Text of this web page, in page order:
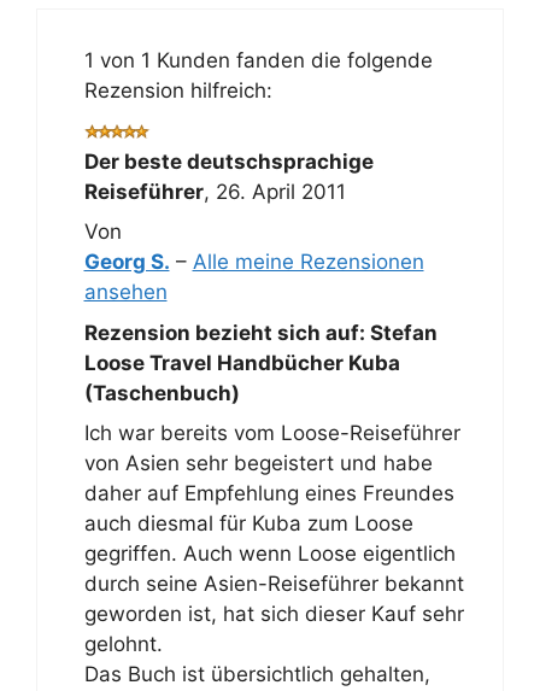
1 von 1 Kunden fanden die folgende
Rezension hilfreich:
Der beste deutschsprachige
Reiseführer, 26. April 2011
Von
Georg S. – Alle meine Rezensionen
ansehen
Rezension bezieht sich auf: Stefan
Loose Travel Handbücher Kuba
(Taschenbuch)
Ich war bereits vom Loose-Reiseführer
von Asien sehr begeistert und habe
daher auf Empfehlung eines Freundes
auch diesmal für Kuba zum Loose
gegriffen. Auch wenn Loose eigentlich
durch seine Asien-Reiseführer bekannt
geworden ist, hat sich dieser Kauf sehr
gelohnt.
Das Buch ist übersichtlich gehalten,